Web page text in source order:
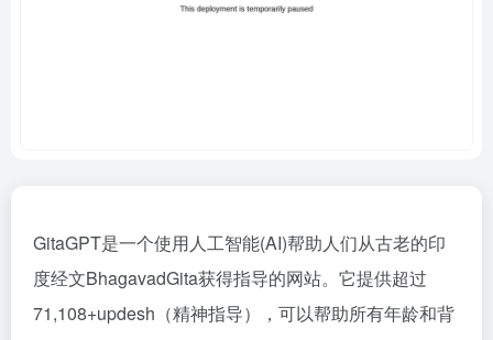
GitaGPT是一个使用人工智能(AI)帮助人们从古老的印
度经文BhagavadGita获得指导的网站。它提供超过
71,108+updesh（精神指导），可以帮助所有年龄和背